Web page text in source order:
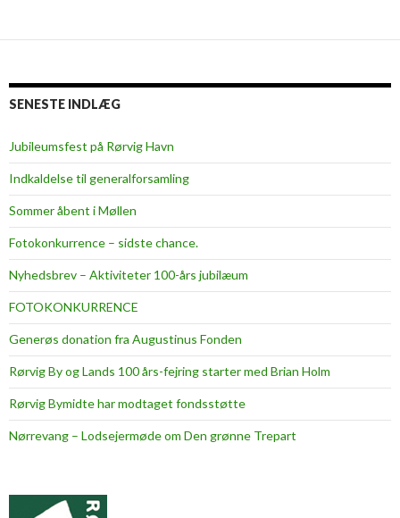
SENESTE INDLÆG
Jubileumsfest på Rørvig Havn
Indkaldelse til generalforsamling
Sommer åbent i Møllen
Fotokonkurrence – sidste chance.
Nyhedsbrev – Aktiviteter 100-års jubilæum
FOTOKONKURRENCE
Generøs donation fra Augustinus Fonden
Rørvig By og Lands 100 års-fejring starter med Brian Holm
Rørvig Bymidte har modtaget fondsstøtte
Nørrevang – Lodsejermøde om Den grønne Trepart